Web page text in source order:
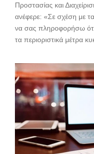
Προστασίας και
ανέφερε: «Σε σχέση με
να σας πληροφορήσω ότι
τα περιοριστικά μέτρα